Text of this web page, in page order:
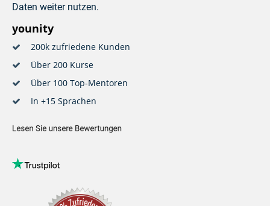
Daten weiter nutzen.
younity
200k zufriedene Kunden
Über 200 Kurse
Über 100 Top-Mentoren
In +15 Sprachen